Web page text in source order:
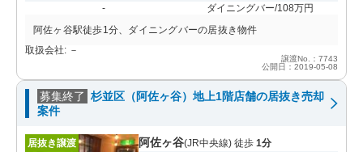
-
ダイニングバー/108万円
阿佐ヶ谷駅徒歩1分、ダイニングバーの居抜き物件
取扱会社: －
譲渡No.：7743
公開日：2019-05-08
募集終了 杉並区（阿佐ヶ谷）地上1階店舗の居抜き売却
案件
居抜き譲渡 阿佐ヶ谷(JR中央線) 徒歩 1分